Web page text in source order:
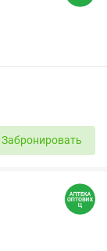
Забронировать